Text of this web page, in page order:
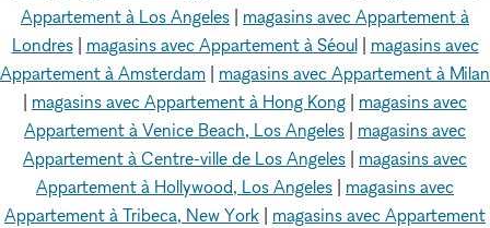
Appartement à Los Angeles | magasins avec Appartement à
Londres| magasins avec Appartement à Séoul| magasins avec
Appartement à Amsterdam | magasins avec Appartement à Milan
| magasins avec Appartement à Hong Kong | magasins avec
Appartement à Venice Beach, Los Angeles | magasins avec
Appartement à Centre-ville de Los Angeles | magasins avec
Appartement à Hollywood, Los Angeles | magasins avec
Appartement à Tribeca, New York | magasins avec Appartement